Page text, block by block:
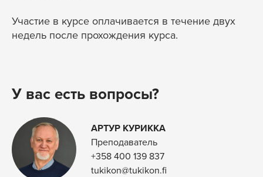
Участие в курсе оплачивается в течение двух
недель после прохождения курса.
У вас есть вопросы?
АРТУР КУРИККА
Преподаватель
+358 400 139 837
tukikon@tukikon.fi